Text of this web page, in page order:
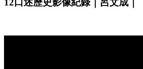
12口述歷史影像紀錄｜呂文成｜